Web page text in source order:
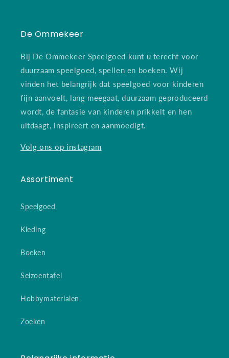
De Ommekeer
Bij De Ommekeer Speelgoed kunt u terecht voor
duurzaam speelgoed, spellen en boeken. Wij
vinden het belangrijk dat speelgoed voor kinderen
fijn aanvoelt, lang meegaat, duurzaam geproduceerd
wordt, de fantasie van kinderen prikkelt en hen
uitdaagt, inspireert en aanmoedigt.
Volg ons op instagram
Assortiment
Speelgoed
Kleding
Boeken
Seizoentafel
Hobbymaterialen
Zoeken